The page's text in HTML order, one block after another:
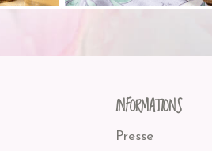
INFORMATIONS
Presse